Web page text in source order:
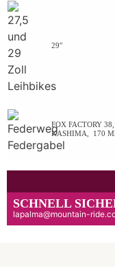
29″
FOX FACTORY 38,
KASHIMA, 170
SCHNELL
lapalma@mountain-